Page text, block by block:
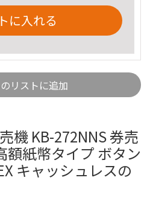
に入れる
リストに追加
機 KB-272NNS 券売
額紙幣タイプ ボタン
キャッシュレスの